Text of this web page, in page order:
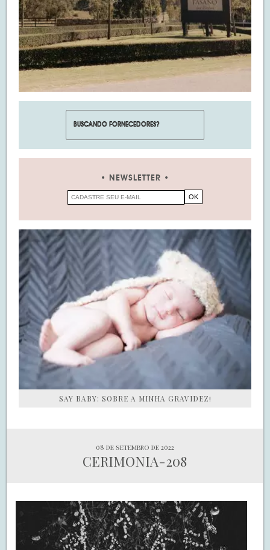
NEWSLETTER
SAY BABY: SOBRE A MINHA GRAVIDEZ!
08 de setembro de 2022
CERIMONIA-208